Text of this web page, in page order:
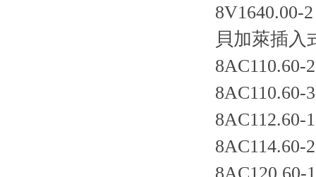
8V1640.00-2
貝加萊插入
8AC110.60-2
8AC110.60-3
8AC112.60-1
8AC114.60-2